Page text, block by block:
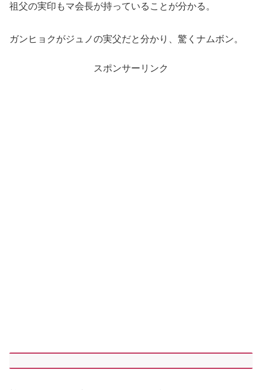
祖父の実印もマ会長が持っていることが分かる。
ガンヒョクがジュノの実父だと分かり、驚くナムボン。
スポンサーリンク